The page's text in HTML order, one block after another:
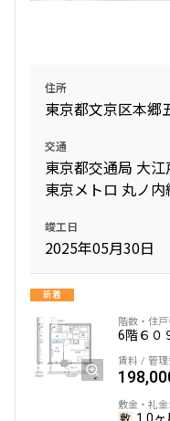
12階１
1.0ヶ
8階８０
住所
東京都文京区本郷
交通
東京都交通局 大
東京メトロ 丸ノ
竣工日
2025年05月30日
新着
6階６０